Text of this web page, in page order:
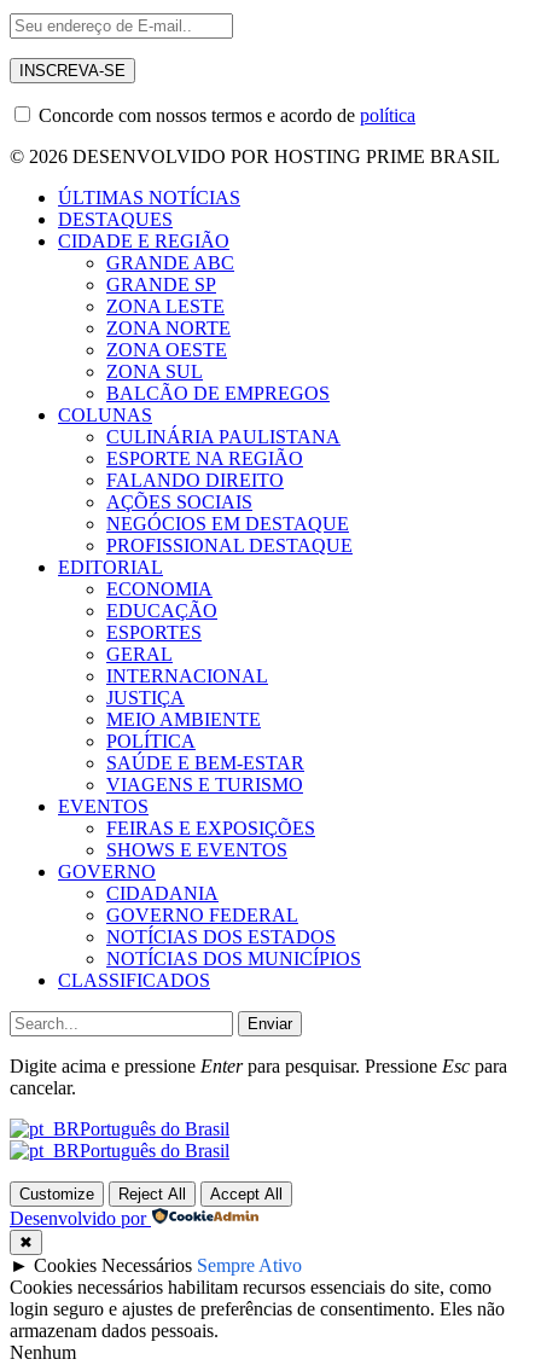
Concorde com nossos termos e acordo de política
© 2026 DESENVOLVIDO POR HOSTING PRIME BRASIL
ÚLTIMAS NOTÍCIAS
DESTAQUES
CIDADE E REGIÃO
GRANDE ABC
GRANDE SP
ZONA LESTE
ZONA NORTE
ZONA OESTE
ZONA SUL
BALCÃO DE EMPREGOS
COLUNAS
CULINÁRIA PAULISTANA
ESPORTE NA REGIÃO
FALANDO DIREITO
AÇÕES SOCIAIS
NEGÓCIOS EM DESTAQUE
PROFISSIONAL DESTAQUE
EDITORIAL
ECONOMIA
EDUCAÇÃO
ESPORTES
GERAL
INTERNACIONAL
JUSTIÇA
MEIO AMBIENTE
POLÍTICA
SAÚDE E BEM-ESTAR
VIAGENS E TURISMO
EVENTOS
FEIRAS E EXPOSIÇÕES
SHOWS E EVENTOS
GOVERNO
CIDADANIA
GOVERNO FEDERAL
NOTÍCIAS DOS ESTADOS
NOTÍCIAS DOS MUNICÍPIOS
CLASSIFICADOS
Enviar
Digite acima e pressione Enterpara pesquisar. Pressione Esc para
cancelar.
Português do Brasil
Português do Brasil
Customize Reject All Accept All
Desenvolvido por
✖
► Cookies Necessários Sempre Ativo
Cookies necessários habilitam recursos essenciais do site, como
login seguro e ajustes de preferências de consentimento. Eles não
armazenam dados pessoais.
Nenhum